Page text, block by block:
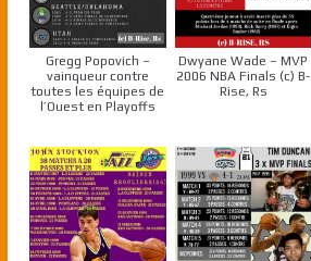
Gregg Popovich –
vainqueur contre
toutes les équipes de
l’Ouest en Playoffs
Dwyane Wade – MVP
2006 NBA Finals (c) B-
Rise, Rs